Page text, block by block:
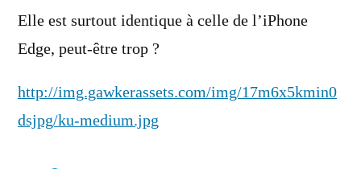
dit :
Elle est surtout identique à celle de l’iPhone
Edge, peut-être trop ?
http://img.gawkerassets.com/img/17m6x5kmin0
dsjpg/ku-medium.jpg